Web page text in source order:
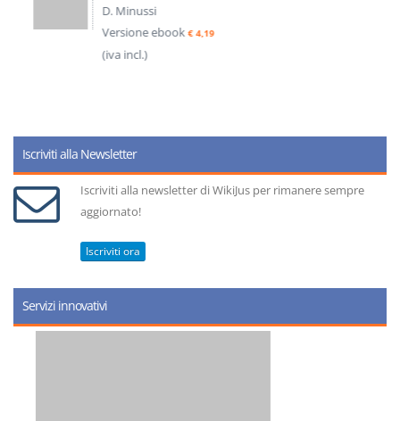
D. Minussi
Versione ebook€ 4,19
(iva incl.)
Iscriviti alla Newsletter
Iscriviti alla newsletter di WikiJus per rimanere sempre
aggiornato!
Iscriviti ora
Servizi innovativi